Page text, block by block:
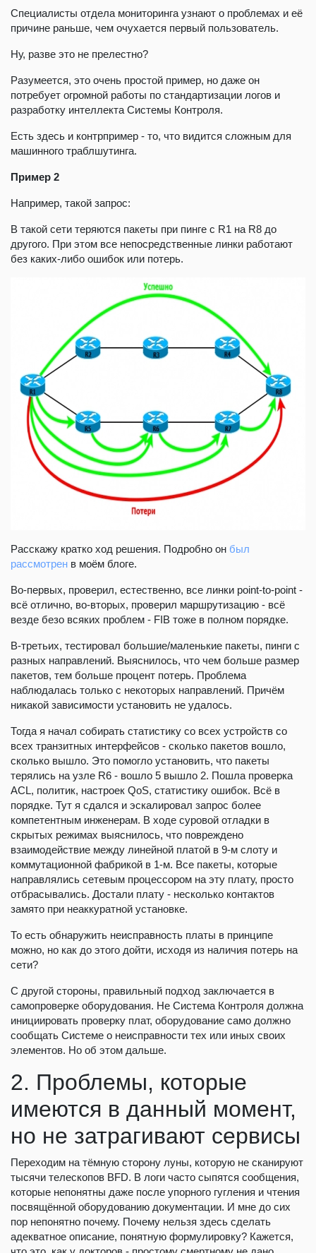
Специалисты отдела мониторинга узнают о проблемах и её
причине раньше, чем очухается первый пользователь.
Ну, разве это не прелестно?
Разумеется, это очень простой пример, но даже он
потребует огромной работы по стандартизации логов и
разработку интеллекта Системы Контроля.
Есть здесь и контрпример - то, что видится сложным для
машинного траблшутинга.
Пример 2
Например, такой запрос:
В такой сети теряются пакеты при пинге с R1 на R8 до
другого. При этом все непосредственные линки работают
без каких-либо ошибок или потерь.
Расскажу кратко ход решения. Подробно он был
рассмотрен в моём блоге.
Во-первых, проверил, естественно, все линки point-to-point -
всё отлично, во-вторых, проверил маршрутизацию - всё
везде безо всяких проблем - FIB тоже в полном порядке.
В-третьих, тестировал большие/маленькие пакеты, пинги с
разных направлений. Выяснилось, что чем больше размер
пакетов, тем больше процент потерь. Проблема
наблюдалась только с некоторых направлений. Причём
никакой зависимости установить не удалось.
Тогда я начал собирать статистику со всех устройств со
всех транзитных интерфейсов - сколько пакетов вошло,
сколько вышло. Это помогло установить, что пакеты
терялись на узле R6 - вошло 5 вышло 2. Пошла проверка
ACL, политик, настроек QoS, статистику ошибок. Всё в
порядке. Тут я сдался и эскалировал запрос более
компетентным инженерам. В ходе суровой отладки в
скрытых режимах выяснилось, что повреждено
взаимодействие между линейной платой в 9-м слоту и
коммутационной фабрикой в 1-м. Все пакеты, которые
направлялись сетевым процессором на эту плату, просто
отбрасывались. Достали плату - несколько контактов
замято при неаккуратной установке.
То есть обнаружить неисправность платы в принципе
можно, но как до этого дойти, исходя из наличия потерь на
сети?
С другой стороны, правильный подход заключается в
самопроверке оборудования. Не Система Контроля должна
инициировать проверку плат, оборудование само должно
сообщать Системе о неисправности тех или иных своих
элементов. Но об этом дальше.
2. Проблемы, которые
имеются в данный момент,
но не затрагивают сервисы
Переходим на тёмную сторону луны, которую не сканируют
тысячи телескопов BFD. В логи часто сыпятся сообщения,
которые непонятны даже после упорного гугления и чтения
посвящённой оборудованию документации. И мне до сих
пор непонятно почему. Почему нельзя здесь сделать
адекватное описание, понятную формулировку? Кажется,